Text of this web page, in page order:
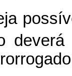
deverá